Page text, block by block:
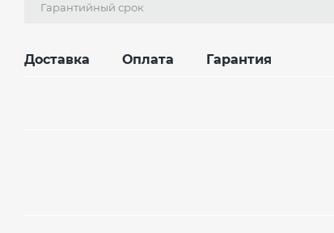
Гарантийный срок
Доставка Оплата Гарантия